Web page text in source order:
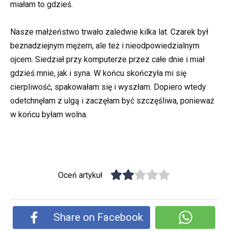
miałam to gdzieś.
Nasze małżeństwo trwało zaledwie kilka lat. Czarek był
beznadziejnym mężem, ale też i nieodpowiedzialnym
ojcem. Siedział przy komputerze przez całe dnie i miał
gdzieś mnie, jak i syna. W końcu skończyła mi się
cierpliwość, spakowałam się i wyszłam. Dopiero wtedy
odetchnęłam z ulgą i zaczęłam być szczęśliwa, ponieważ
w końcu byłam wolna.
Oceń artykuł
Share on Facebook